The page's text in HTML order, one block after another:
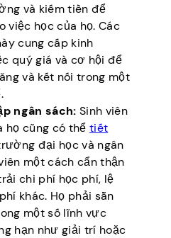
và kiếm tiền để
việc học của họ. Các
cung cấp kinh
quý giá và cơ hội để
và kết nối trong một
ngân sách: Sinh viên
họ cũng có thể tiết
đại học và ngân
một cách cẩn thận
chi phí học phí, lệ
khác. Họ phải sẵn
một số lĩnh vực
hạn như giải trí hoặc